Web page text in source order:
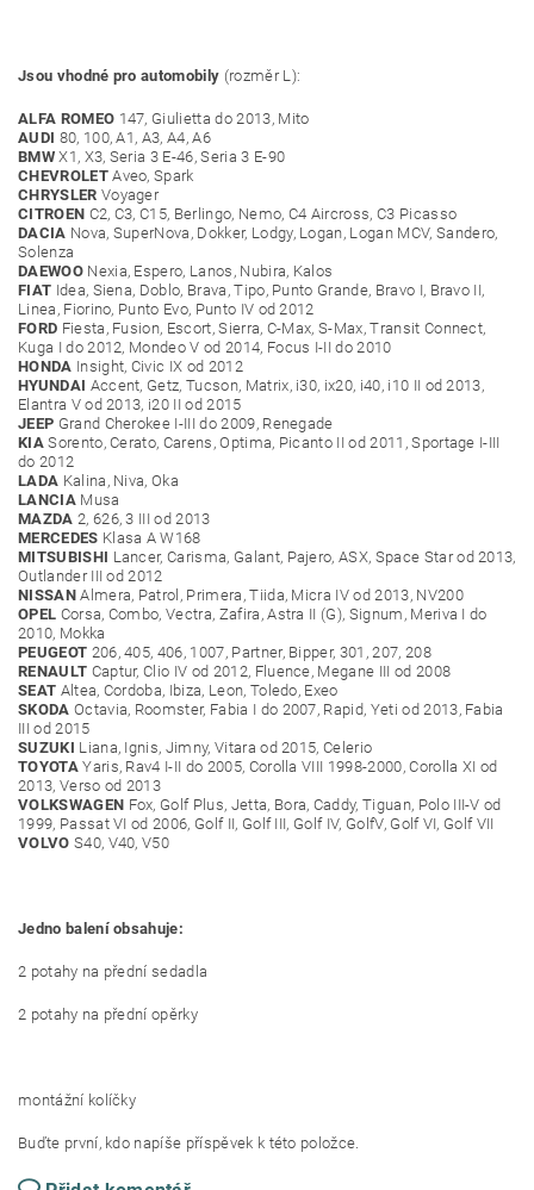
Jsou vhodné pro automobily (rozměr L):
ALFA ROMEO 147, Giulietta do 2013, Mito
AUDI 80, 100, A1, A3, A4, A6
BMWX1, X3, Seria 3 E-46, Seria 3 E-90
CHEVROLETAveo, Spark
CHRYSLER Voyager
CITROEN C2, C3, C15, Berlingo, Nemo, C4 Aircross, C3 Picasso
DACIA Nova, SuperNova, Dokker, Lodgy, Logan, Logan MCV, Sandero,
Solenza
DAEWOONexia, Espero, Lanos, Nubira, Kalos
FIAT Idea, Siena, Doblo, Brava, Tipo, Punto Grande, Bravo I, Bravo II,
Linea, Fiorino, Punto Evo, Punto IV od 2012
FORD Fiesta, Fusion, Escort, Sierra, C-Max, S-Max, Transit Connect,
Kuga I do 2012, Mondeo V od 2014, Focus I-II do 2010
HONDA Insight, Civic IX od 2012
HYUNDAI Accent, Getz, Tucson, Matrix, i30, ix20, i40, i10 II od 2013,
Elantra V od 2013, i20 II od 2015
JEEP Grand Cherokee I-III do 2009, Renegade
KIASorento, Cerato, Carens, Optima, Picanto II od 2011, Sportage I-III
do 2012
LADA Kalina, Niva, Oka
LANCIAMusa
MAZDA 2, 626, 3 III od 2013
MERCEDES Klasa A W168
MITSUBISHI Lancer, Carisma, Galant, Pajero, ASX, Space Star od 2013,
Outlander III od 2012
NISSANAlmera, Patrol, Primera, Tiida, Micra IV od 2013, NV200
OPEL Corsa, Combo, Vectra, Zafira, Astra II (G), Signum, Meriva I do
2010, Mokka
PEUGEOT 206, 405, 406, 1007, Partner, Bipper, 301, 207, 208
RENAULT Captur, Clio IV od 2012, Fluence, Megane III od 2008
SEAT Altea, Cordoba, Ibiza, Leon, Toledo, Exeo
SKODA Octavia, Roomster, Fabia I do 2007, Rapid, Yeti od 2013, Fabia
III od 2015
SUZUKI Liana, Ignis, Jimny, Vitara od 2015, Celerio
TOYOTAYaris, Rav4 I-II do 2005, Corolla VIII 1998-2000, Corolla XI od
2013, Verso od 2013
VOLKSWAGEN Fox, Golf Plus, Jetta, Bora, Caddy, Tiguan, Polo III-V od
1999, Passat VI od 2006, Golf II, Golf III, Golf IV, GolfV, Golf VI, Golf VII
VOLVO S40, V40, V50
Jedno balení obsahuje:
2 potahy na přední sedadla
2 potahy na přední opěrky
montážní kolíčky
Buďte první, kdo napíše příspěvek k této položce.